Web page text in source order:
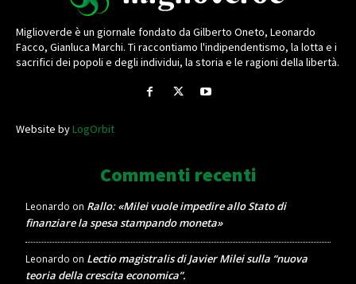
Miglioverde è un giornale fondato da Gilberto Oneto, Leonardo
Facco, Gianluca Marchi. Ti raccontiamo l'indipendentismo, la lotta e i
sacrifici dei popoli e degli individui, la storia e le ragioni della libertà.
Website byLogOrbit
Commenti recenti
Leonardo on Rallo: «Milei vuole impedire allo Stato di
finanziare la spesa stampando moneta»
Leonardo on Lectio magistralis di Javier Milei sulla “nuova
teoria della crescita economica”.